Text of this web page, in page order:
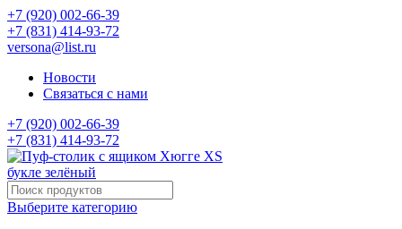
+7 (920) 002-66-39
+7 (831) 414-93-72
versona@list.ru
Новости
Связаться с нами
+7 (920) 002-66-39
+7 (831) 414-93-72
Выберите категорию